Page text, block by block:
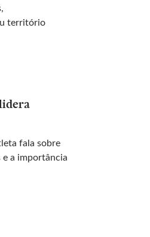
território
fala sobre
e a importância